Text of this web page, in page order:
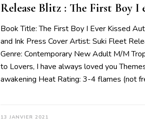
Release Blitz : The First Boy I
Book Title: The First Boy I Ever Kissed
and Ink Press Cover Artist: Suki Fleet
Genre: Contemporary New Adult M/M
to Lovers, I have always loved you
awakening Heat Rating: 3-4 flames (not
13 JANVIER 2021